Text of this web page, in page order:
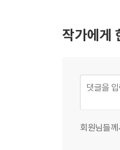
작가에게
회원님들